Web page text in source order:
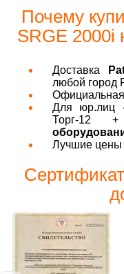
Почему
SRGE 2000i
Доставка
любой город
Официальная
Для юр.лиц -
Торг-12
Лучшие цены